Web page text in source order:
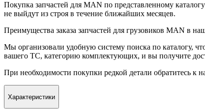
Покупка запчастей для MAN по представленному
не выйдут из строя в течение ближайших месяцев.
Преимущества заказа запчастей для грузовиков MAN в
Мы организовали удобную систему поиска по каталогу,
вашего ТС, категорию комплектующих, и вы получите
При необходимости покупки редкой детали обратитесь
Характеристики